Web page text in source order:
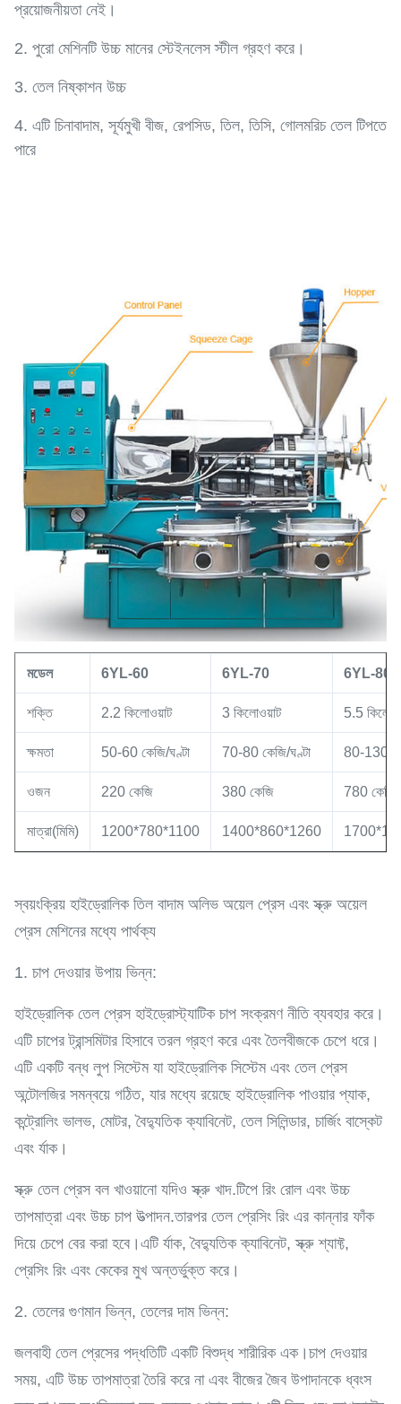
প্রয়োজনীয়তা নেই।
2. পুরো মেশিনটি উচ্চ মানের স্টেইনলেস স্টীল গ্রহণ করে।
3. তেল নিষ্কাশন উচ্চ
4. এটি চিনাবাদাম, সূর্যমুখী বীজ, রেপসিড, তিল, তিসি, গোলমরিচ তেল টিপতে
পারে
মডেল 6YL-60 6YL-70 6YL-80
শক্তি 2.2 কিলোওয়াট 3 কিলোওয়াট 5.5
ক্ষমতা 50-60 কেজি/ঘণ্টা 70-80 কেজি/ঘণ্টা 80-130
ওজন 220 কেজি 380 কেজি 780 কেজি
মাত্রা(মিমি) 1200*780*1100 1400*860*1260
স্বয়ংক্রিয় হাইড্রোলিক তিল বাদাম অলিভ অয়েল প্রেস এবং স্ক্রু অয়েল
প্রেস মেশিনের মধ্যে পার্থক্য
1. চাপ দেওয়ার উপায় ভিন্ন:
হাইড্রোলিক তেল প্রেস হাইড্রোস্ট্যাটিক চাপ সংক্রমণ নীতি ব্যবহার করে।
এটি চাপের ট্রান্সমিটার হিসাবে তরল গ্রহণ করে এবং তৈলবীজকে চেপে ধরে।
এটি একটি বন্ধ লুপ সিস্টেম যা হাইড্রোলিক সিস্টেম এবং তেল প্রেস
অন্টোলজির সমন্বয়ে গঠিত, যার মধ্যে রয়েছে হাইড্রোলিক পাওয়ার প্যাক,
কন্ট্রোলিং ভালভ, মোটর, বৈদ্যুতিক ক্যাবিনেট, তেল সিলিন্ডার, চার্জিং বাস্কেট
এবং র্যাক।
স্ক্রু তেল প্রেস বল খাওয়ানো যদিও স্ক্রু খাদ.টিপে রিং রোল এবং উচ্চ
তাপমাত্রা এবং উচ্চ চাপ উত্পাদন.তারপর তেল প্রেসিং রিং এর কান্নার ফাঁক
দিয়ে চেপে বের করা হবে।এটি র্যাক, বৈদ্যুতিক ক্যাবিনেট, স্ক্রু শ্যাফ্ট,
প্রেসিং রিং এবং কেকের মুখ অন্তর্ভুক্ত করে।
2. তেলের গুণমান ভিন্ন, তেলের দাম ভিন্ন:
জলবাহী তেল প্রেসের পদ্ধতিটি একটি বিশুদ্ধ শারীরিক এক।চাপ দেওয়ার
সময়, এটি উচ্চ তাপমাত্রা তৈরি করে না এবং বীজের জৈব উপাদানকে ধ্বংস